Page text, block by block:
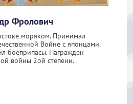
Фролович
моряком. Принимал
Войне с японцами.
боеприпасы. Награжден
войны 2ой степени.